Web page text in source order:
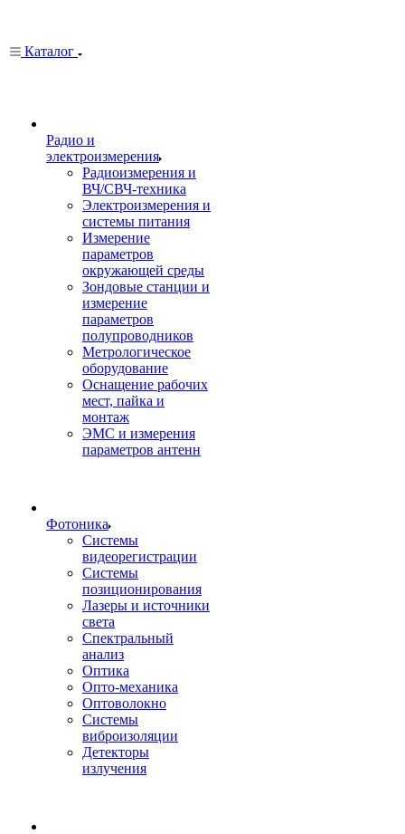
Каталог
Радио и
электроизмерения
Радиоизмерения и
ВЧ/СВЧ-техника
Электроизмерения и
системы питания
Измерение
параметров
окружающей среды
Зондовые станции и
измерение
параметров
полупроводников
Метрологическое
оборудование
Оснащение рабочих
мест, пайка и
монтаж
ЭМС и измерения
параметров антенн
Фотоника
Cистемы
видеорегистрации
Системы
позиционирования
Лазеры и источники
света
Спектральный
анализ
Оптика
Опто-механика
Оптоволокно
Системы
виброизоляции
Детекторы
излучения